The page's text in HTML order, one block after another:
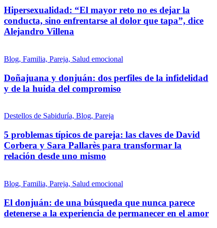
Hipersexualidad: “El mayor reto no es dejar la
conducta, sino enfrentarse al dolor que tapa”, dice
Alejandro Villena
Blog, Familia, Pareja, Salud emocional
Doñajuana y donjuán: dos perfiles de la infidelidad
y de la huida del compromiso
Destellos de Sabiduría, Blog, Pareja
5 problemas típicos de pareja: las claves de David
Corbera y Sara Pallarès para transformar la
relación desde uno mismo
Blog, Familia, Pareja, Salud emocional
El donjuán: de una búsqueda que nunca parece
detenerse a la experiencia de permanecer en el amor